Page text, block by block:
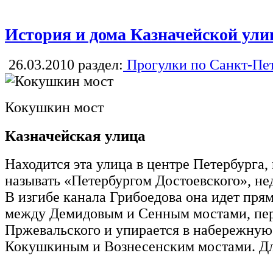
История и дома Казначейской
26.03.2010 раздел: Прогулки по Санкт-
Кокушкин мост
Казначейская улица
Находится эта улица в центре
называть «Петербургом Достоевского»,
В изгибе канала Грибоедова она идет
между Демидовым и Сенным мостами,
Пржевальского и упирается в
Кокушкиным и Вознесенским мостами.